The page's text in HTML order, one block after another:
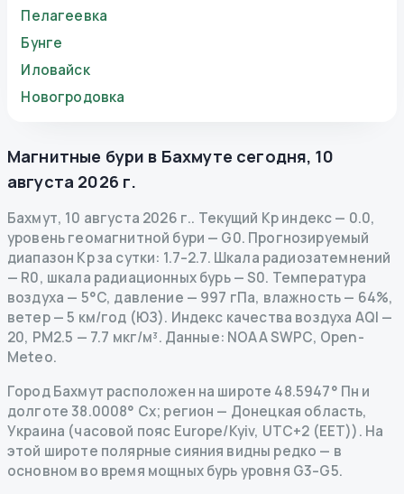
Пелагеевка
Бунге
Иловайск
Новогродовка
Магнитные бури в Бахмуте сегодня, 10
августа 2026 г.
Бахмут, 10 августа 2026 г.. Текущий Kp индекс— 0.0,
уровень геомагнитной бури — G0. Прогнозируемый
диапазон Kp за сутки: 1.7–2.7. Шкала радиозатемнений
— R0, шкала радиационных бурь— S0. Температура
воздуха — 5°C, давление — 997 гПа, влажность — 64%,
ветер — 5 км/год (ЮЗ). Индекс качества воздуха AQI —
20, PM2.5 — 7.7 мкг/м³. Данные: NOAA SWPC, Open-
Meteo.
Город Бахмут расположен на широте 48.5947° Пн и
долготе 38.0008° Сх; регион — Донецкая область,
Украина (часовой пояс Europe/Kyiv, UTC+2 (EET)). На
этой широте полярные сияния видны редко — в
основном во время мощных бурь уровня G3–G5.